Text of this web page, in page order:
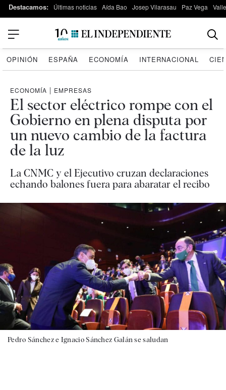
Destacamos: Últimas noticias Aída Bao Josep Vilarasau Paz Vega
OPINIÓN ESPAÑA ECONOMÍA INTERNACIONAL
ECONOMÍA | EMPRESAS
El sector eléctrico rompe con el
Gobierno en plena disputa por
un nuevo cambio de la factura
de la luz
La CNMC y el Ejecutivo cruzan declaraciones
echando balones fuera para abaratar el recibo
Pedro Sánchez e Ignacio Sánchez Galán se saludan